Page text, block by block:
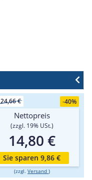
24,66 € -40%
Nettopreis
(zzgl. 19% USt.)
14,80 €
Sie sparen 9,86 €
(zzgl. Versand )